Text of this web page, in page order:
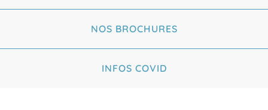
NOS BROCHURES
INFOS COVID